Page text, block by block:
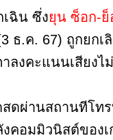
ฉิน ซึ่งยุน ซ็อก-ย็
ธ.ค. 67) ถูกยก
ลงคะแนนเสียงไ
ดผ่านสถานทีโท
คอมมิวนิสต์ของ